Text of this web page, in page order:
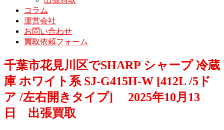
コラム
運営会社
お問い合わせ
買取依頼フォーム
千葉市花見川区でSHARP シャープ 冷蔵
庫 ホワイト系 SJ-G415H-W [412L /5ド
ア /左右開きタイプ] 2025年10月13
日 出張買取